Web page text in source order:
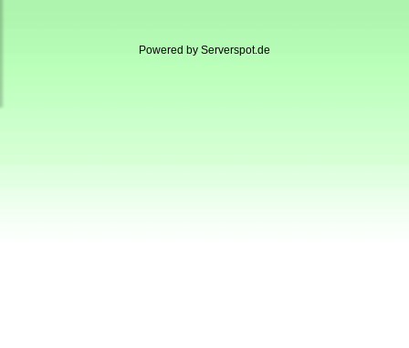
Powered by Serverspot.de